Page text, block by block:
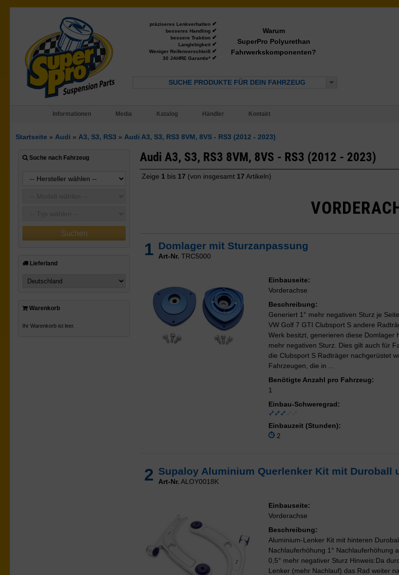
präziseres Lenkverhalten ✔
besseres Handling ✔
bessere Traktion ✔
Langlebigkeit ✔
Weniger Reifenverschleiß ✔
30 JAHRE Garantie* ✔
Warum
SuperPro Polyurethan
Fahrwerkskomponenten?
SUCHE PRODUKTE FÜR DEIN FAHRZEUG
Informationen Media Katalog Händler Kontakt
Startseite » Audi » A3, S3, RS3 » Audi A3, S3, RS3 8VM, 8VS - RS3 (2012 - 2023)
Suche nach Fahrzeug
Lieferland
Warenkorb
Ihr Warenkorb ist leer.
Audi A3, S3, RS3 8VM, 8VS - RS3 (2012 - 2023)
Zeige 1 bis 17 (von insgesamt 17 Artikeln)
1 Domlager mit Sturzanpassung
Art-Nr. TRC5000
Einbauseite:
Vorderachse
Beschreibung:
Generiert 1° mehr negativen Sturz je
VW Golf 7 GTI Clubsport S andere
Werk besitzt, generieren diese Domlager
mehr negativen Sturz. Dies gilt auch für
die Clubsport S Radträger nachgerüstet
Fahrzeugen, die in ...
Benötigte Anzahl pro Fahrzeug:
1
Einbau-Schweregrad:
Einbauzeit (Stunden):
2
2 Supaloy Aluminium Querlenker Kit mit Duroball
Art-Nr. ALOY0018K
Einbauseite:
Vorderachse
Beschreibung:
Aluminium-Lenker Kit mit hinteren
Nachlauferhöhung 1° Nachlauferhöhung
0,5° mehr negativer Sturz Hinweis:Da
Lenker (mehr Nachlauf) das Rad weiter